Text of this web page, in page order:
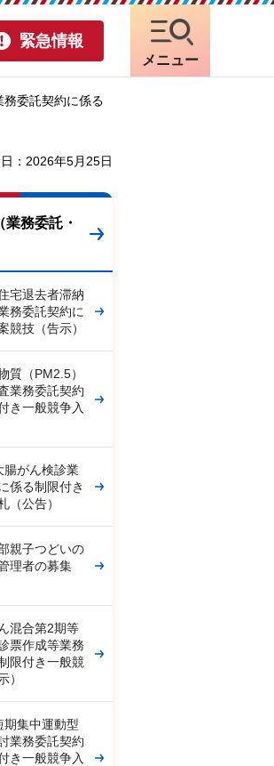
緊急情報
メニュー
委託契約に係る
：2026年5月25日
務委託・
宅退去者滞納
務委託契約に
競技（告示）
質（PM2.5）
業務委託契約
き一般競争入
腸がん検診業
係る制限付き
（公告）
親子つどいの
理者の募集
混合第2期等
票作成等業務
限付き一般競
）
期集中運動型
業務委託契約
き一般競争入